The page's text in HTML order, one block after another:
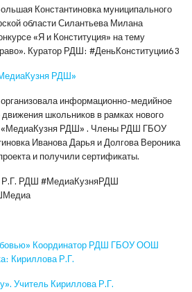
Константиновка муниципального
области Силантьева Милана
«Я и Конституция» на тему
Куратор РДШ: #ДеньКонституции63
РДШ»
информационно-медийное
школьников в рамках нового
«МедиаКузня РДШ» . Члены РДШ ГБОУ
Иванова Дарья и Долгова Вероника
и получили сертификаты.
Р.Г. РДШ #МедиаКузняРДШ
Координатор РДШ ГБОУ ООШ
Кириллова Р.Г.
Учитель Кириллова Р.Г.